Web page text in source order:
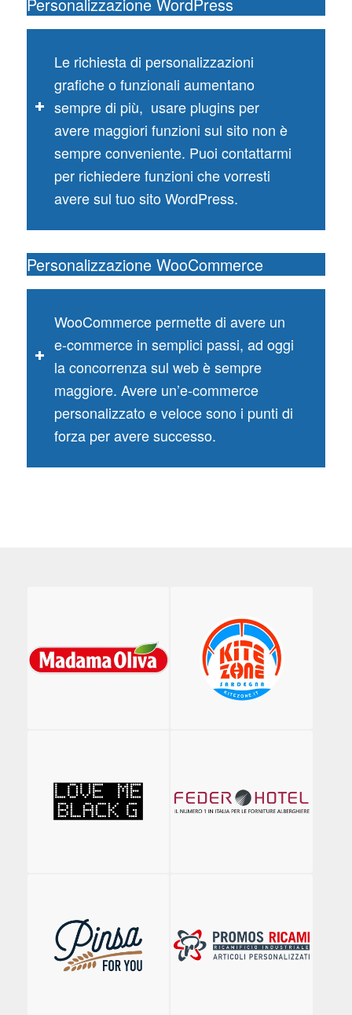
Le richiesta di personalizzazioni
grafiche o funzionali aumentano
sempre di più, usare plugins per
avere maggiori funzioni sul sito non è
sempre conveniente. Puoi contattarmi
per richiedere funzioni che vorresti
avere sul tuo sito WordPress.
Personalizzazione WooCommerce
WooCommerce permette di avere un
e-commerce in semplici passi, ad oggi
la concorrenza sul web è sempre
maggiore. Avere un’e-commerce
personalizzato e veloce sono i punti di
forza per avere successo.